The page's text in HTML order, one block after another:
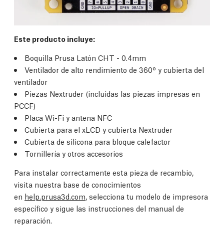
Este producto incluye:
Boquilla Prusa Latón CHT - 0.4mm
Ventilador de alto rendimiento de 360º y cubierta del
ventilador
Piezas Nextruder (incluidas las piezas impresas en
PCCF)
Placa Wi-Fi y antena NFC
Cubierta para el xLCD y cubierta Nextruder
Cubierta de silicona para bloque calefactor
Tornillería y otros accesorios
Para instalar correctamente esta pieza de recambio,
visita nuestra base de conocimientos
en help.prusa3d.com, selecciona tu modelo de impresora
específico y sigue las instrucciones del manual de
reparación.